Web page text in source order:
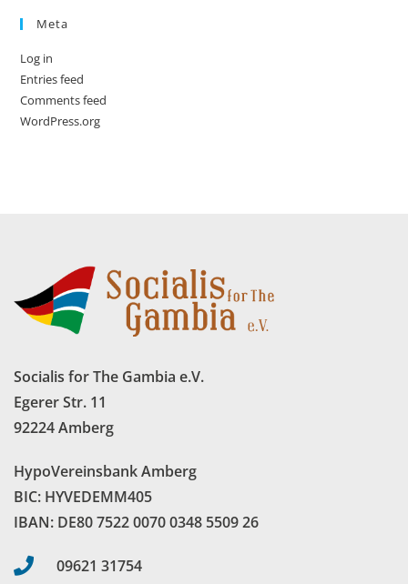
Meta
Log in
Entries feed
Comments feed
WordPress.org
Socialis for The Gambia e.V.
Egerer Str. 11
92224 Amberg
HypoVereinsbank Amberg
BIC: HYVEDEMM405
IBAN: DE80 7522 0070 0348 5509 26
09621 31754